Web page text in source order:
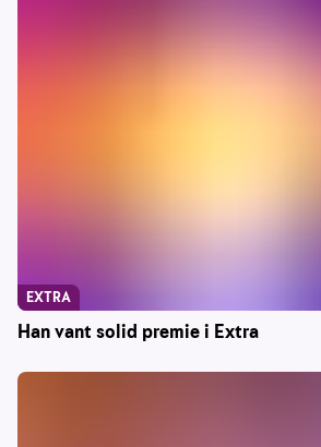
Han vant solid premie i Extra
EXTRA